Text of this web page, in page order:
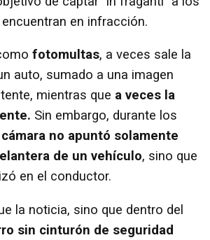
en infracción.
fotomultas, a veces sale la
auto, sumado a una imagen
mientras que a veces la
Sin embargo, durante los
no apuntó solamente
de un vehículo, sino que
en el conductor.
la noticia, sino que dentro del
sin cinturón de seguridad